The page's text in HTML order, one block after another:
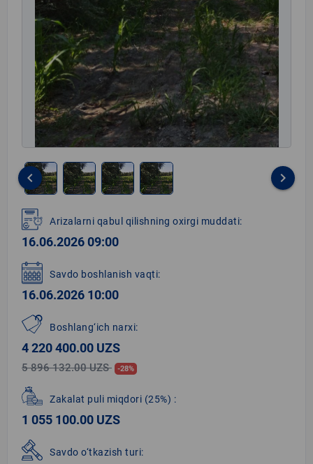
1
of
4
keyboard_arrow_left keyboard_arrow_right
Arizalarni qabul qilishning oxirgi muddati:
16.06.2026 09:00
Savdo boshlanish vaqti:
16.06.2026 10:00
Boshlang‘ich narxi:
4 220 400.00 UZS
5 896 132.00 UZS -28%
Zakalat puli miqdori (25%) :
1 055 100.00 UZS
Savdo o‘tkazish turi: